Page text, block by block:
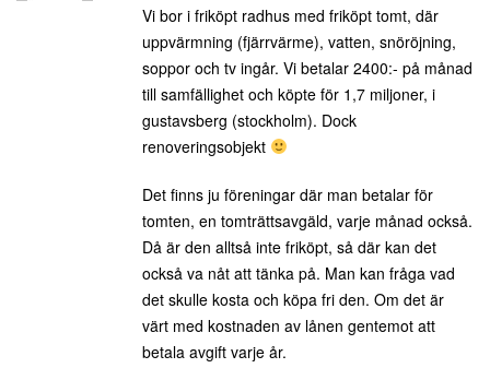
Vi bor i friköpt radhus med friköpt tomt, där
uppvärmning (fjärrvärme), vatten, snöröjning,
soppor och tv ingår. Vi betalar 2400:- på månad
till samfällighet och köpte för 1,7 miljoner, i
gustavsberg (stockholm). Dock
renoveringsobjekt
Det finns ju föreningar där man betalar för
tomten, en tomträttsavgäld, varje månad också.
Då är den alltså inte friköpt, så där kan det
också va nåt att tänka på. Man kan fråga vad
det skulle kosta och köpa fri den. Om det är
värt med kostnaden av lånen gentemot att
betala avgift varje år.